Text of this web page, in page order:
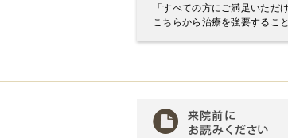
「すべての方にご満足いただ
こちらから治療を強要するこ